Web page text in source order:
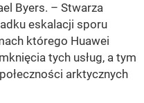
Byers. – Stwarza
eskalacji sporu
którego Huawei
tych usług, a tym
arktycznych